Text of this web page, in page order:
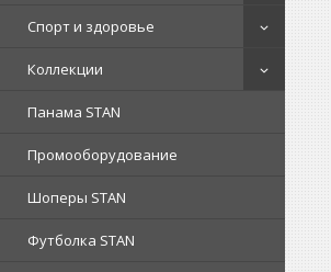
Спорт и здоровье
Коллекции
Панама STAN
Промооборудование
Шоперы STAN
Футболка STAN